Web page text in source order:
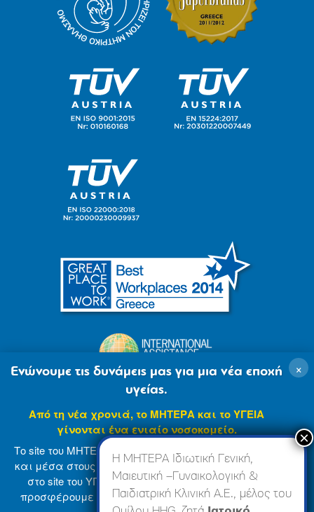
© 2007-2024 ΜΗΤΕΡΑ Α.Ε Όροι Χρήσης
Η ΜΗΤΕΡΑ Ιδιωτική Γενική,
Μαιευτική –Γυναικολογική &
Παιδιατρική Κλινική Α.Ε., μέλος του
×
Ενώνουμε τις δυνάμεις μας για μια νέα εποχή
υγείας.
Από τη νέα χρονιά, το ΜΗΤΕΡΑ και το ΥΓΕΙΑ
γίνονται ένα ενιαίο νοσοκομείο.
Το site του ΜΗΤΕΡΑ βρίσκεται σε φάση ανανέωσης
και μέσα στους επόμενους μήνες θα ενσωματωθεί
στο site του ΥΓΕΙΑ (www.hygeia.gr), ώστε να σας
προσφέρουμε μια πιο ολοκληρωμένη και ενιαία